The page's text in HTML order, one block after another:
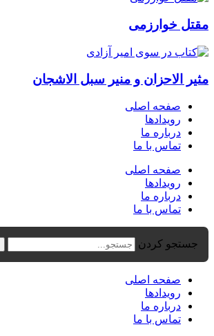
مقتل خوارزمی
مثیر الاحزان و منیر سبل الاشجان
صفحه اصلی
رویدادها
درباره ما
تماس با ما
صفحه اصلی
رویدادها
درباره ما
تماس با ما
جستجو کردن
صفحه اصلی
رویدادها
درباره ما
تماس با ما